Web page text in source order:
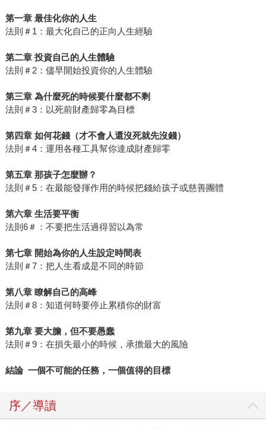
第一章 最佳化你的人生
法則＃1：最大化自己的正向人生經驗
第二章 投資自己的人生體驗
法則＃2：儘早開始投資你的人生體驗
第三章 為什麼死的時候要什麼都不剩
法則＃3：以死前財產歸零為目標
第四章 如何花錢（才不會人還沒死就先沒錢）
法則＃4：運用各種工具幫你達成財產歸零
第五章 那孩子怎麼辦？
法則＃5：在最能發揮作用的時候把錢給孩子或慈善團體
第六章 生活要平衡
法則6＃：不要把生活過得習以為常
第七章 開始為你的人生設定時間表
法則＃7：把人生看成是不同的時節
第八章 瞭解自己的高峰
法則＃8：知道何時要停止累積你的財富
第九章 要大膽，但不要愚蠢
法則＃9：在損失最小的時候，承擔最大的風險
結論 一個不可能的任務，一個值得的目標
序／導讀